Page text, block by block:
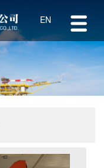
EN